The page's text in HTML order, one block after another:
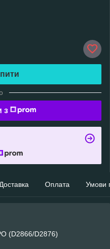
з
Доставка Оплата Умови
(D2866/D2876)